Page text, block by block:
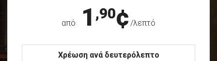
από 1 ,90¢ /λεπτό
Χρέωση ανά δευτερόλεπτο